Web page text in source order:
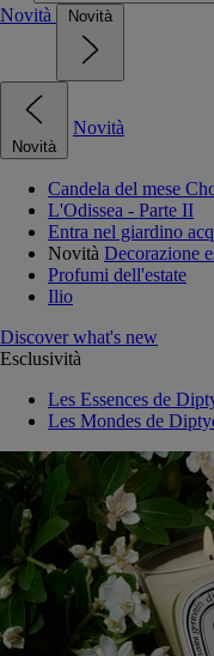
Novità Novità
Novità
Novità
Candela del mese
L'Odissea - Parte II
Entra nel giardino
Novità Decorazione
Profumi dell'estate
Ilio
Discover what's new
Esclusività
Les Essences de
Les Mondes de